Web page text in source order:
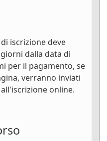
iscrizione deve
dalla data di
per il pagamento, se
verranno inviati
online.